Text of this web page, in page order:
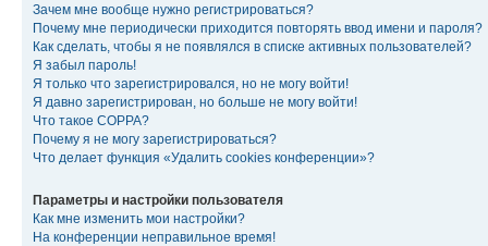
Зачем мне вообще нужно регистрироваться?
Почему мне периодически приходится повторять ввод имени и пароля?
Как сделать, чтобы я не появлялся в списке активных пользователей?
Я забыл пароль!
Я только что зарегистрировался, но не могу войти!
Я давно зарегистрирован, но больше не могу войти!
Что такое COPPA?
Почему я не могу зарегистрироваться?
Что делает функция «Удалить cookies конференции»?
Параметры и настройки пользователя
Как мне изменить мои настройки?
На конференции неправильное время!